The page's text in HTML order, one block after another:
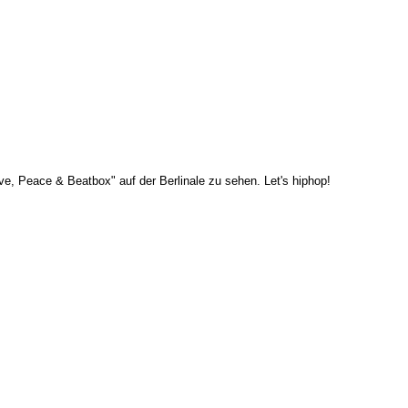
Peace & Beatbox" auf der Berlinale zu sehen. Let's hiphop!